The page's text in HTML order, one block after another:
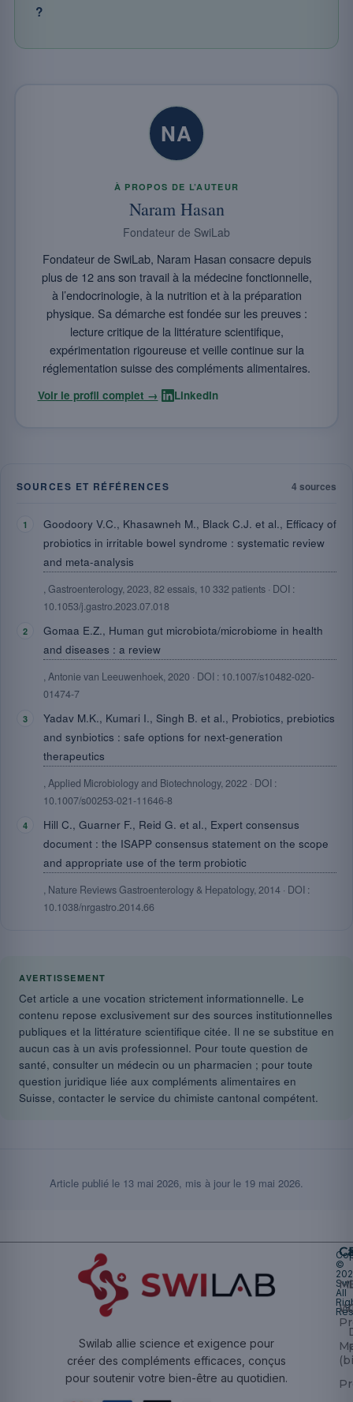
?
NA
À PROPOS DE L’AUTEUR
Naram Hasan
Fondateur de SwiLab
Fondateur de SwiLab, Naram Hasan consacre depuis
plus de 12 ans son travail à la médecine fonctionnelle,
à l’endocrinologie, à la nutrition et à la préparation
physique. Sa démarche est fondée sur les preuves :
lecture critique de la littérature scientifique,
expérimentation rigoureuse et veille continue sur la
réglementation suisse des compléments alimentaires.
Voir le profil complet → LinkedIn
SOURCES ET RÉFÉRENCES 4 sources
Goodoory V.C., Khasawneh M., Black C.J. et al., Efficacy of
probiotics in irritable bowel syndrome : systematic review
and meta-analysis
, Gastroenterology, 2023, 82 essais, 10 332 patients · DOI :
10.1053/j.gastro.2023.07.018
Gomaa E.Z., Human gut microbiota/microbiome in health
and diseases : a review
, Antonie van Leeuwenhoek, 2020 · DOI : 10.1007/s10482-020-
01474-7
Yadav M.K., Kumari I., Singh B. et al., Probiotics, prebiotics
and synbiotics : safe options for next-generation
therapeutics
, Applied Microbiology and Biotechnology, 2022 · DOI :
10.1007/s00253-021-11646-8
Hill C., Guarner F., Reid G. et al., Expert consensus
document : the ISAPP consensus statement on the scope
and appropriate use of the term probiotic
, Nature Reviews Gastroenterology & Hepatology, 2014 · DOI :
10.1038/nrgastro.2014.66
AVERTISSEMENT
Cet article a une vocation strictement informationnelle. Le
contenu repose exclusivement sur des sources institutionnelles
publiques et la littérature scientifique citée. Il ne se substitue en
aucun cas à un avis professionnel. Pour toute question de
santé, consulter un médecin ou un pharmacien ; pour toute
question juridique liée aux compléments alimentaires en
Suisse, contacter le service du chimiste cantonal compétent.
Article publié le 13 mai 2026 , mis à jour le 19 mai 2026
Swilab allie science et exigence pour
créer des compléments efficaces, conçus
pour soutenir votre bien-être au quotidien.
©
All